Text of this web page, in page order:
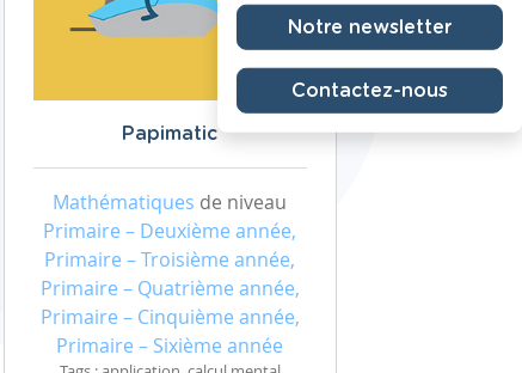
Papimatic
Mathématiques de niveau
Primaire – Deuxième année,
Primaire – Troisième année,
Primaire – Quatrième année,
Primaire – Cinquième année,
Primaire – Sixième année
Notre newsletter
Contactez-nous